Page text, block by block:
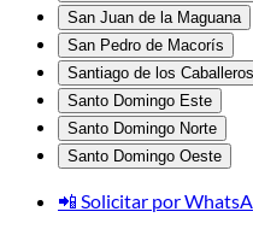
San Juan de la Maguana
San Pedro de Macorís
Santiago de los Caballeros
Santo Domingo Este
Santo Domingo Norte
Santo Domingo Oeste
📲 Solicitar por